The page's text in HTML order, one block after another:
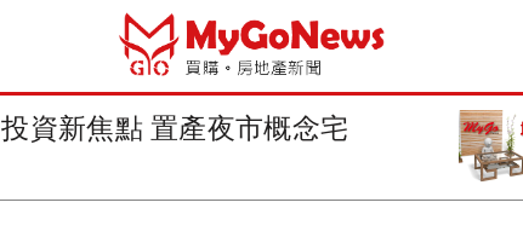
財政部放寬「出售時無該自用住